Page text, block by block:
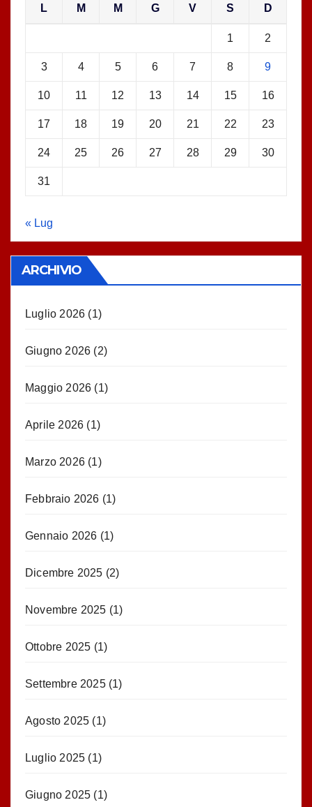
L M M G V S D
1 2
3 4 5 6 7 8 9
10 11 12 13 14 15 16
17 18 19 20 21 22 23
24 25 26 27 28 29 30
31
« Lug
ARCHIVIO
Luglio 2026 (1)
Giugno 2026 (2)
Maggio 2026 (1)
Aprile 2026 (1)
Marzo 2026 (1)
Febbraio 2026 (1)
Gennaio 2026 (1)
Dicembre 2025 (2)
Novembre 2025 (1)
Ottobre 2025 (1)
Settembre 2025(1)
Agosto 2025 (1)
Luglio 2025 (1)
Giugno 2025 (1)